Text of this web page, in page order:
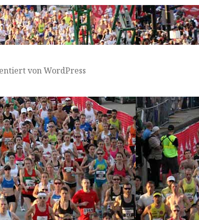
von WordPress